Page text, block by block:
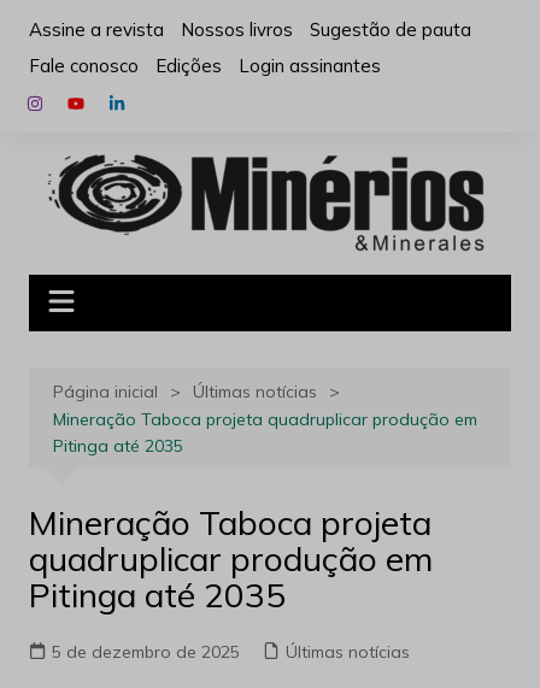
para
conteúdo
Assine a revista Nossos livros
Sugestão de pauta
Fale conosco
Edições Login assinantes
Página inicial
Últimas notícias
Mineração Taboca projeta quadruplicar produção em
Pitinga até 2035
Mineração Taboca projeta
quadruplicar produção em
Pitinga até 2035
5 de dezembro de 2025 Últimas notícias